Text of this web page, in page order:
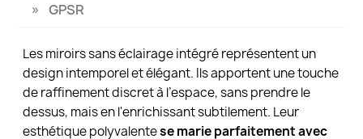
GPSR
Les miroirs sans éclairage intégré représentent un
design intemporel et élégant. Ils apportent une touche
de raffinement discret à l’espace, sans prendre le
dessus, mais en l'enrichissant subtilement. Leur
esthétique polyvalentese marie parfaitement avec